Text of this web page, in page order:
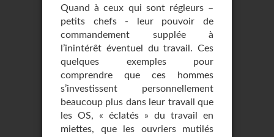
Quand à ceux qui sont régleurs –
petits chefs - leur pouvoir de
commandement supplée à
l’inintérêt éventuel du travail. Ces
quelques exemples pour
comprendre que ces hommes
s’investissent personnellement
beaucoup plus dans leur travail que
les OS, « éclatés » du travail en
miettes, que les ouvriers mutilés